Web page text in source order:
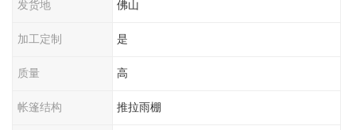
发货地 佛山
加工定制 是
质量 高
帐篷结构 推拉雨棚